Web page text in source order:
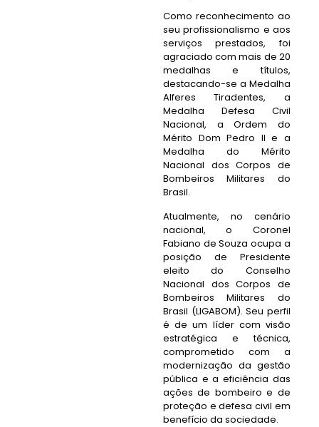
Como reconhecimento ao
seu profissionalismo e aos
serviços prestados, foi
agraciado com mais de 20
medalhas e títulos,
destacando-se a Medalha
Alferes Tiradentes, a
Medalha Defesa Civil
Nacional, a Ordem do
Mérito Dom Pedro II e a
Medalha do Mérito
Nacional dos Corpos de
Bombeiros Militares do
Brasil.
Atualmente, no cenário
nacional, o Coronel
Fabiano de Souza ocupa a
posição de Presidente
eleito do Conselho
Nacional dos Corpos de
Bombeiros Militares do
Brasil (LIGABOM). Seu perfil
é de um líder com visão
estratégica e técnica,
comprometido com a
modernização da gestão
pública e a eficiência das
ações de bombeiro e de
proteção e defesa civil em
benefício da sociedade.